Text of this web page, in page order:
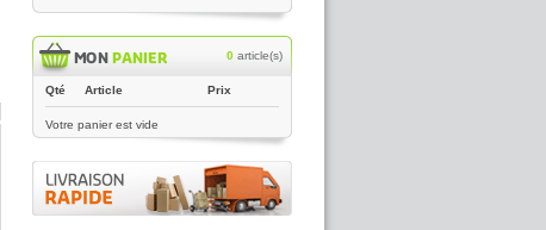
0 article(s)
Qté Article Prix
Votre panier est vide